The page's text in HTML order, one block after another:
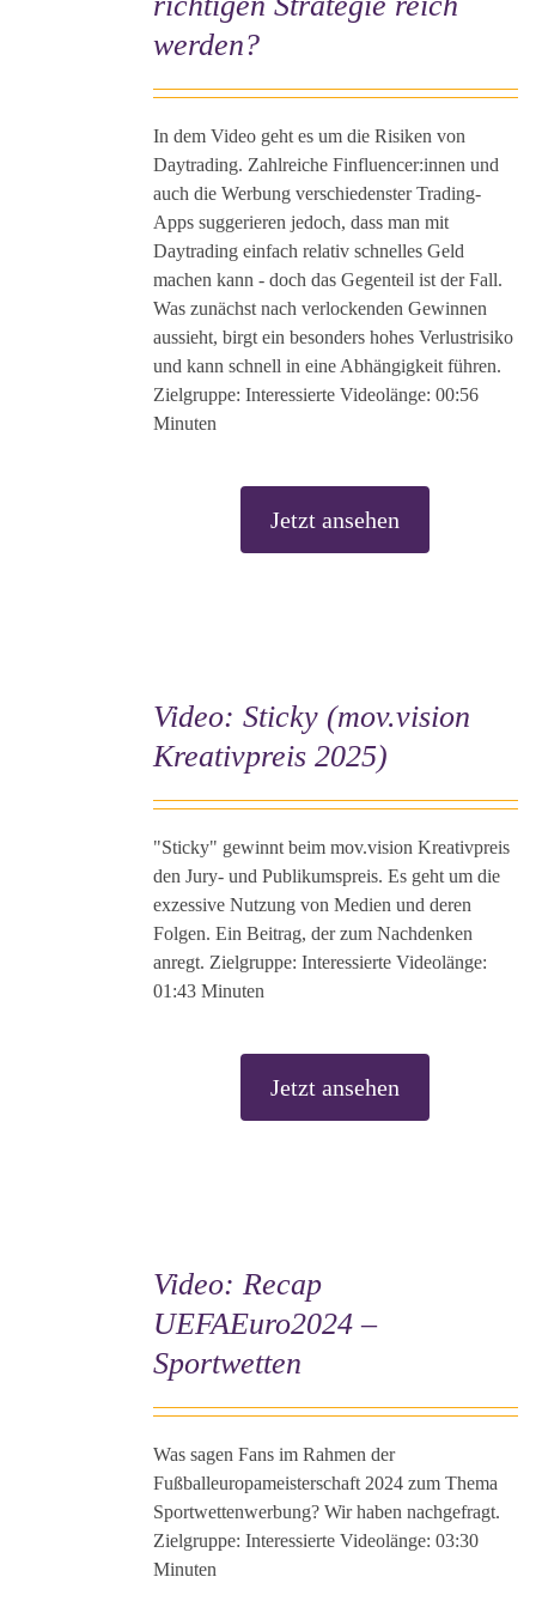
werden?
In dem Video geht es um die Risiken von
Daytrading. Zahlreiche Finfluencer:innen und
auch die Werbung verschiedenster Trading-
Apps suggerieren jedoch, dass man mit
Daytrading einfach relativ schnelles Geld
machen kann - doch das Gegenteil ist der Fall.
Was zunächst nach verlockenden Gewinnen
aussieht, birgt ein besonders hohes Verlustrisiko
und kann schnell in eine Abhängigkeit führen.
Zielgruppe: Interessierte Videolänge: 00:56
Minuten
Jetzt ansehen
Video: Sticky (mov.vision
Kreativpreis 2025)
"Sticky" gewinnt beim mov.vision Kreativpreis
den Jury- und Publikumspreis. Es geht um die
exzessive Nutzung von Medien und deren
Folgen. Ein Beitrag, der zum Nachdenken
anregt. Zielgruppe: Interessierte Videolänge:
01:43 Minuten
Jetzt ansehen
Video: Recap
UEFAEuro2024 –
Sportwetten
Was sagen Fans im Rahmen der
Fußballeuropameisterschaft 2024 zum Thema
Sportwettenwerbung? Wir haben nachgefragt.
Zielgruppe: Interessierte Videolänge: 03:30
Minuten